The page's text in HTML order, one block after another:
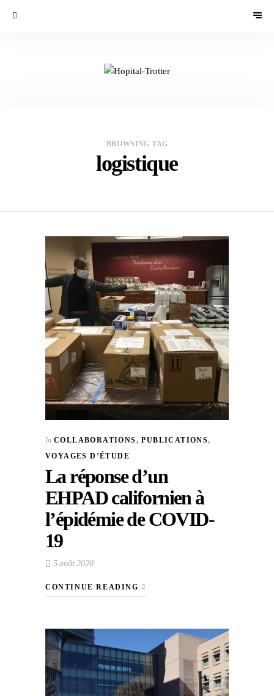
BROWSING TAG
logistique
In COLLABORATIONS,PUBLICATIONS,
VOYAGES D’ÉTUDE
La réponse d’un
EHPAD californien à
l’épidémie de COVID-
19
5 août 2020
CONTINUE READING